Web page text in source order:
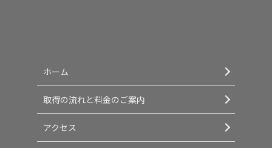
ホーム
取得の流れと料金のご案内
アクセス